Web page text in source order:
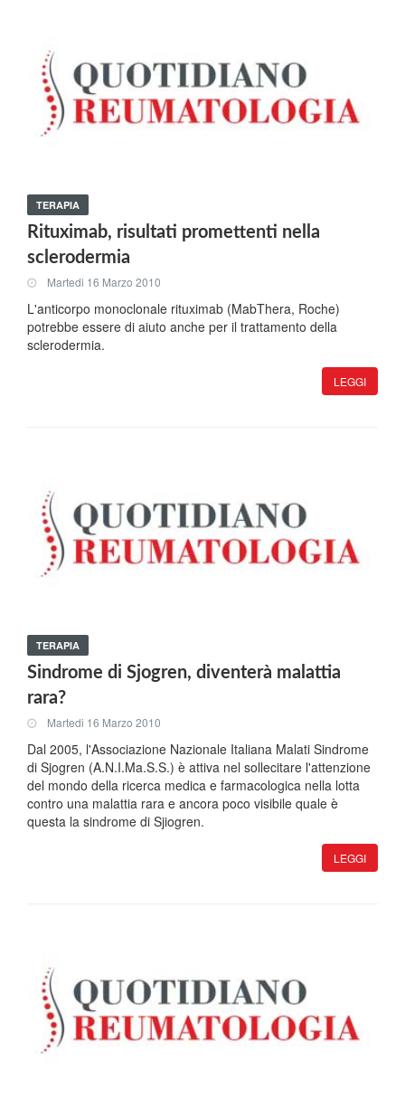
TERAPIA
Rituximab, risultati promettenti nella
sclerodermia
Martedi 16 Marzo 2010
L'anticorpo monoclonale rituximab (MabThera, Roche)
potrebbe essere di aiuto anche per il trattamento della
sclerodermia.
LEGGI
TERAPIA
Sindrome di Sjogren, diventerà malattia
rara?
Martedi 16 Marzo 2010
Dal 2005, l'Associazione Nazionale Italiana Malati Sindrome
di Sjogren (A.N.I.Ma.S.S.) è attiva nel sollecitare l'attenzione
del mondo della ricerca medica e farmacologica nella lotta
contro una malattia rara e ancora poco visibile quale è
questa la sindrome di Sjiogren.
LEGGI